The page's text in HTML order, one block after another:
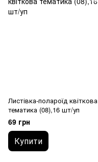
Листівка-полароїд квіткова
тематика (08),16 шт/уп
69 грн
Купити